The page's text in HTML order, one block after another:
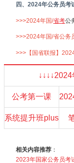
四、2024年公务员考
>>>2024年国/省考公
>>>2024年国/省公务
>>>【国省联报】
公考第一课
系统提升班plus
相关内容推荐 ：
2023年国家公务员考